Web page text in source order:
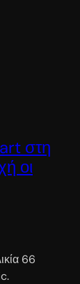
στη
οι
66